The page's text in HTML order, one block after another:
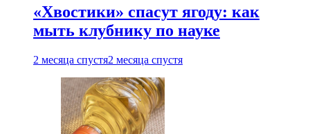
«Хвостики» спасут ягоду: как
мыть клубнику по науке
2 месяца спустя2 месяца спустя